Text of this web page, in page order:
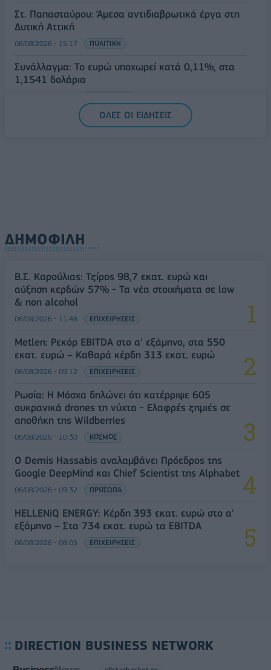
Στ. Παπασταύρου: Άμεσα αντιδιαβρωτικά έργα στη
Δυτική Αττική
06/08/2026 - 15:17 ΠΟΛΙΤΙΚΗ
Συνάλλαγμα: Το ευρώ υποχωρεί κατά 0,11%, στα
1,1541 δολάρια
ΟΛΕΣ ΟΙ ΕΙΔΗΣΕΙΣ
ΔΗΜΟΦΙΛΗ
Β.Σ. Καρούλιας: Τζίρος 98,7 εκατ. ευρώ και
αύξηση κερδών 57% - Τα νέα στοιχήματα σε low
& non alcohol
06/08/2026 - 11:48 ΕΠΙΧΕΙΡΗΣΕΙΣ
Metlen: Ρεκόρ EBITDA στο α' εξάμηνο, στα 550
εκατ. ευρώ – Καθαρά κέρδη 313 εκατ. ευρώ
06/08/2026 - 09:12 ΕΠΙΧΕΙΡΗΣΕΙΣ
Ρωσία: Η Μόσχα δηλώνει ότι κατέρριψε 605
ουκρανικά drones τη νύχτα - Ελαφρές ζημιές σε
αποθήκη της Wildberries
06/08/2026 - 10:30 ΚΟΣΜΟΣ
Ο Demis Hassabis αναλαμβάνει Πρόεδρος της
Google DeepMind και Chief Scientist της Alphabet
06/08/2026 - 09:32 ΠΡΟΣΩΠΑ
HELLENiQ ENERGY: Κέρδη 393 εκατ. ευρώ στο α'
εξάμηνο – Στα 734 εκατ. ευρώ τα EBITDA
06/08/2026 - 08:05 ΕΠΙΧΕΙΡΗΣΕΙΣ
DIRECTION BUSINESS NETWORK